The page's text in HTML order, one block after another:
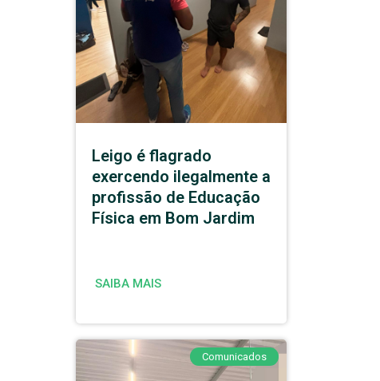
Leigo é flagrado
exercendo ilegalmente a
profissão de Educação
Física em Bom Jardim
SAIBA MAIS
Comunicados